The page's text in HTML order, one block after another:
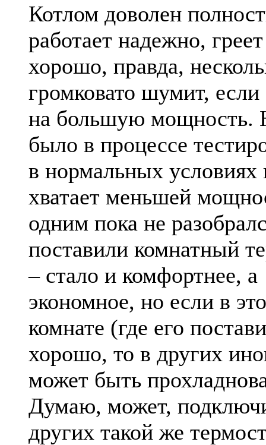
Котлом доволен
работает надежно, греет
хорошо, правда,
громковато шумит, если
на большую мощность.
было в процессе
в нормальных условиях
хватает меньшей
одним пока не
поставили комнатный
– стало и комфортнее, а
экономное, но если в
комнате (где его
хорошо, то в других
может быть
Думаю, может,
других такой же